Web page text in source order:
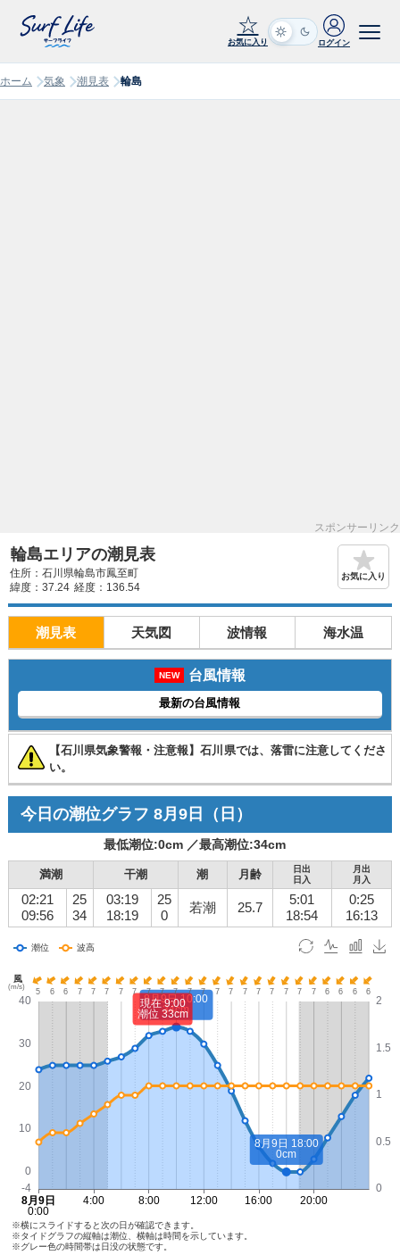
☆
お気に入り ログイン
ホーム 気象 潮見表 輪島
スポンサーリンク
輪島エリアの潮見表
住所：石川県輪島市鳳至町
緯度：37.24 経度：136.54
お気に入り
潮見表 天気図 波情報 海水温
NEW 台風情報
最新の台風情報
【石川県気象警報・注意報】石川県では、落雷に注意してくださ
い。
今日の潮位グラフ 8月9日 （日）
最低潮位:0cm ／最高潮位:34cm
満潮 干潮 潮 月齢
日出
日入
月出
月入
02:21
09:56
25
34
03:19
18:19
25
0
若潮 25.7
5:01
18:54
0:25
16:13
※横にスライドすると次の日が確認できます。
※タイドグラフの縦軸は潮位、横軸は時間を示しています。
※グレー色の時間帯は日没の状態です。